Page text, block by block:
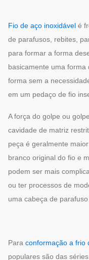
Fio de aço inoxidável é
de parafusos, rebites,
para formar a forma
basicamente uma
forma sem a
em um pedaço de fio
A força do golpe ou
cavidade de matriz
peça é geralmente
branco original do fio e
podem ser mais
ou ter processos de
uma cabeça de parafuso
Para conformação a frio
populares são das